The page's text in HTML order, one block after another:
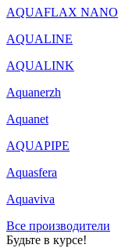
AQUAFLAX NANO
AQUALINE
AQUALINK
Aquanerzh
Aquanet
AQUAPIPE
Aquasfera
Aquaviva
Все производители
Будьте в курсе!